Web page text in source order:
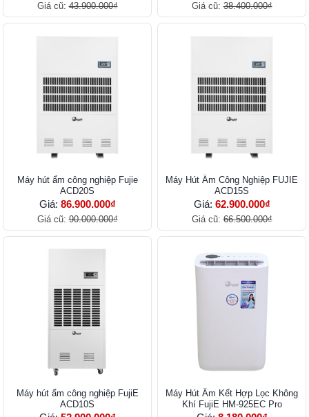
Giá cũ:43.900.000₫ Giá cũ:38.400.000₫
Máy hút ẩm công nghiệp Fujie
ACD20S
Giá: 86.900.000₫
Giá cũ:90.000.000₫
Máy Hút Ẩm Công Nghiệp FUJIE
ACD15S
Giá: 62.900.000₫
Giá cũ:66.500.000₫
Máy hút ẩm công nghiệp FujiE
ACD10S
Máy Hút Ẩm Kết Hợp Lọc Không
Khí FujiE HM-925EC Pro